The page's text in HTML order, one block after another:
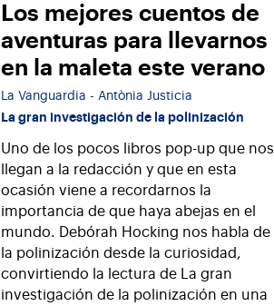
Los mejores cuentos de
aventuras para llevarnos
en la maleta este verano
La Vanguardia - Antònia Justicia
La gran investigación de la polinización
Uno de los pocos libros pop-up que nos
llegan a la redacción y que en esta
ocasión viene a recordarnos la
importancia de que haya abejas en el
mundo. Debórah Hocking nos habla de
la polinización desde la curiosidad,
convirtiendo la lectura de La gran
investigación de la polinización en una